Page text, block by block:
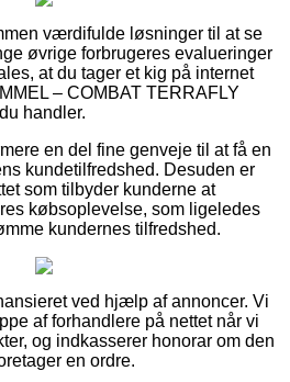
værdifulde løsninger til at se
øvrige forbrugeres evalueringer
at du tager et kig på internet
– COMBAT TERRAFLY
handler.
en del fine genveje til at få en
kundetilfredshed. Desuden er
som tilbyder kunderne at
købsoplevelse, som ligeledes
kundernes tilfredshed.
ved hjælp af annoncer. Vi
af forhandlere på nettet når vi
og indkasserer honorar om den
en ordre.